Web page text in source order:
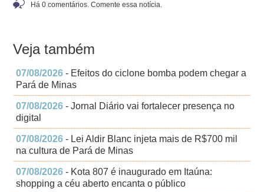
Há 0 comentários. Comente essa notícia.
Veja também
07/08/2026 - Efeitos do ciclone bomba podem chegar a
Pará de Minas
07/08/2026 - Jornal Diário vai fortalecer presença no
digital
07/08/2026 - Lei Aldir Blanc injeta mais de R$700 mil
na cultura de Pará de Minas
07/08/2026 - Kota 807 é inaugurado em Itaúna:
shopping a céu aberto encanta o público